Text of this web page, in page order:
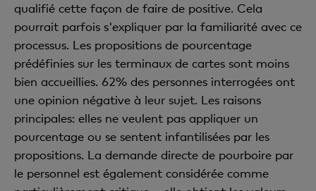
qualifié cette façon de faire de positive. Cela
pourrait parfois s'expliquer par la familiarité avec ce
processus. Les propositions de pourcentage
prédéfinies sur les terminaux de cartes sont moins
bien accueillies. 62% des personnes interrogées ont
une opinion négative à leur sujet. Les raisons
principales: elles ne veulent pas appliquer un
pourcentage ou se sentent infantilisées par les
propositions. La demande directe de pourboire par
le personnel est également considérée comme